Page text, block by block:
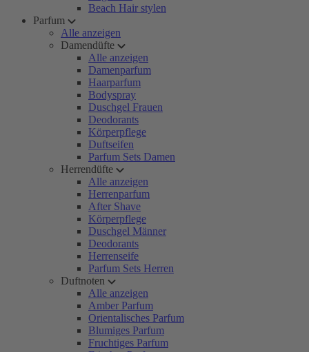
Beach Hair stylen
Parfum
Alle anzeigen
Damendüfte
Alle anzeigen
Damenparfum
Haarparfum
Bodyspray
Duschgel Frauen
Deodorants
Körperpflege
Duftseifen
Parfum Sets Damen
Herrendüfte
Alle anzeigen
Herrenparfum
After Shave
Körperpflege
Duschgel Männer
Deodorants
Herrenseife
Parfum Sets Herren
Duftnoten
Alle anzeigen
Amber Parfum
Orientalisches Parfum
Blumiges Parfum
Fruchtiges Parfum